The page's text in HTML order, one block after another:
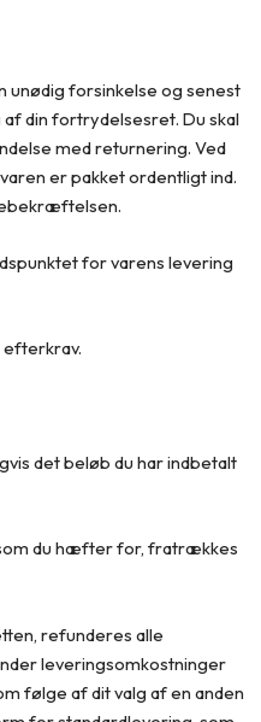
unødig forsinkelse og senest
din fortrydelsesret. Du skal
med returnering. Ved
er pakket ordentligt ind.
for varens levering
efterkrav.
det beløb du har indbetalt
du hæfter for, fratrækkes
refunderes alle
leveringsomkostninger
følge af dit valg af en anden